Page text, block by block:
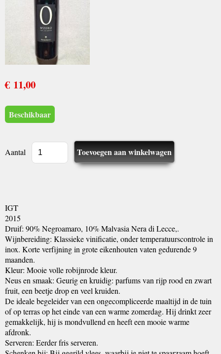
€ 11,00
Beschikbaar
Aantal
IGT
2015
Druif: 90% Negroamaro, 10% Malvasia Nera di Lecce,.
Wijnbereiding: Klassieke vinificatie, onder temperatuurscontrole in
inox. Korte verfijning in grote eikenhouten vaten gedurende 9
maanden.
Kleur: Mooie volle robijnrode kleur.
Neus en smaak: Geurig en kruidig: parfums van rijp rood en zwart
fruit, een beetje drop en veel kruiden.
De ideale begeleider van een ongecompliceerde maaltijd in de tuin
of op terras op het einde van een warme zomerdag. Hij drinkt zeer
gemakkelijk, hij is mondvullend en heeft een mooie warme
afdronk.
Serveren: Eerder fris serveren.